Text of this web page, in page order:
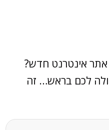
אינטרנט חדש?
לכם בראש… זה